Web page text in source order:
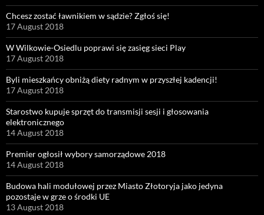
Chcesz zostać ławnikiem w sądzie? Zgłoś się!
17 August 2018
W Wilkowie-Osiedlu poprawi się zasięg sieci Play
17 August 2018
Byli mieszkańcy obniżą diety radnym w przyszłej kadencji!
17 August 2018
Starostwo kupuje sprzęt do transmisji sesji i głosowania
elektronicznego
14 August 2018
Premier ogłosił wybory samorządowe 2018
14 August 2018
Budowa hali modułowej przez Miasto Złotoryja jako jedyna
pozostaje w grze o środki UE
13 August 2018